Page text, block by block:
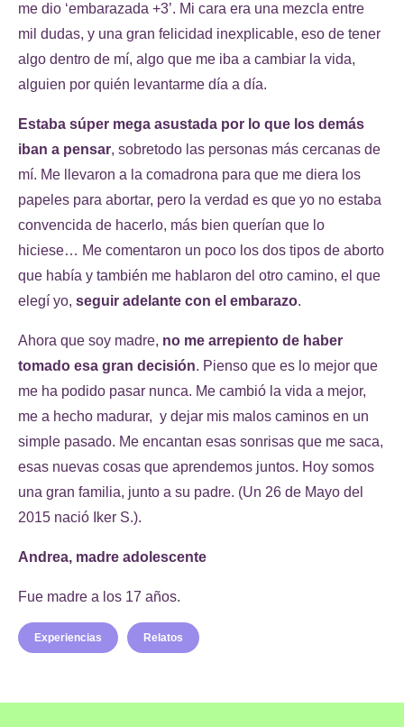
me dio ‘embarazada +3’. Mi cara era una mezcla entre
mil dudas, y una gran felicidad inexplicable, eso de tener
algo dentro de mí, algo que me iba a cambiar la vida,
alguien por quién levantarme día a día.
Estaba súper mega asustada por lo que los demás
iban a pensar, sobretodo las personas más cercanas de
mí. Me llevaron a la comadrona para que me diera los
papeles para abortar, pero la verdad es que yo no estaba
convencida de hacerlo, más bien querían que lo
hiciese… Me comentaron un poco los dos tipos de aborto
que había y también me hablaron del otro camino, el que
elegí yo, seguir adelante con el embarazo.
Ahora que soy madre, no me arrepiento de haber
tomado esa gran decisión. Pienso que es lo mejor que
me ha podido pasar nunca. Me cambió la vida a mejor,
me a hecho madurar, y dejar mis malos caminos en un
simple pasado. Me encantan esas sonrisas que me saca,
esas nuevas cosas que aprendemos juntos. Hoy somos
una gran familia, junto a su padre. (Un 26 de Mayo del
2015 nació Iker S.).
Andrea, madre adolescente
Fue madre a los 17 años.
Experiencias Relatos